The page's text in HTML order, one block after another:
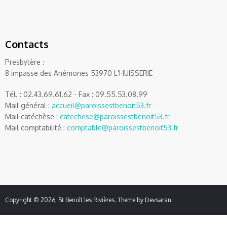
Contacts
Presbytère :
8 impasse des Anémones 53970 L'HUISSERIE
Tél. : 02.43.69.61.62 - Fax : 09.55.53.08.99
Mail général : accueil@paroissestbenoit53.fr
Mail catéchèse : catechese@paroissestbenoit53.fr
Mail comptabilité : comptable@paroissestbenoit53.fr
Copyright © 2026, St Benoît les Rivières. Theme by Devsaran.